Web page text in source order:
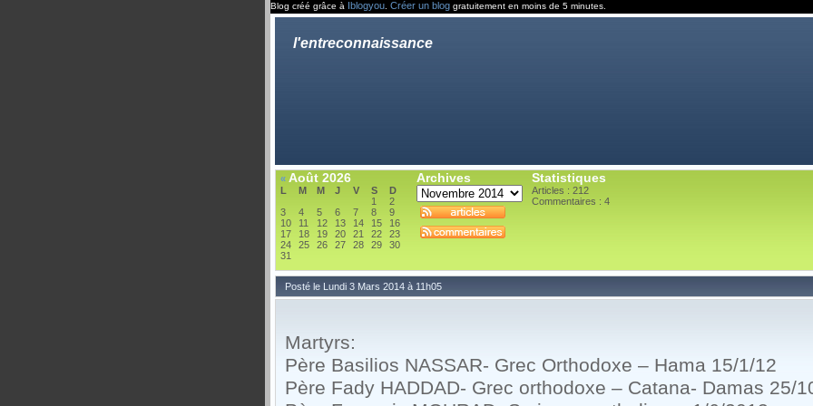
Blog créé grâce à Iblogyou Créer un blog gratuitement en moins de 5 minutes.
l'entreconnaissance
« Août 2026
L M M J V S
D
1
2
3
4 5 6 7 8
9
10
11 12 13 14 15
16
17
18 19 20 21 22
23
24
25 26 27 28 29
30
31
Archives Statistiques
Articles : 212
Commentaires : 4
Posté le Lundi 3 Mars 2014 à 11h05
Martyrs:
Père Basilios NASSAR- Grec Orthodoxe – Hama 15/1/12
Père Fady HADDAD- Grec orthodoxe – Catana- Damas 25/